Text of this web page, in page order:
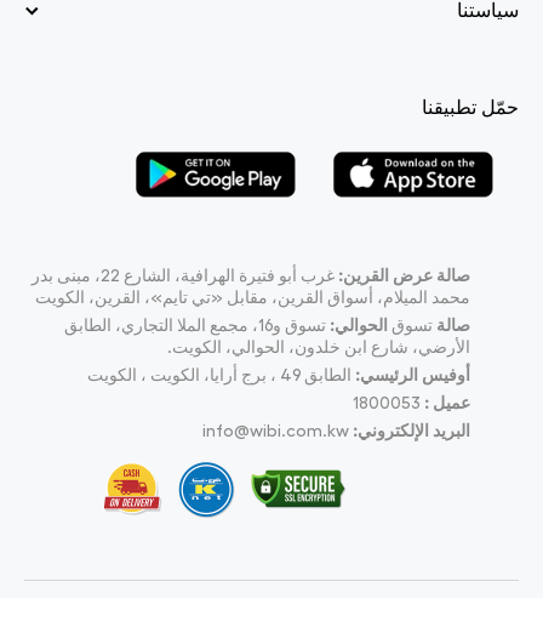
سياستنا
حمّل تطبيقنا
صالة عرض القرين:
غرب أبو فتيرة الهرافية، الشارع 22، مبنى بدر
محمد الميلام، أسواق القرين، مقابل «تي تايم»، القرين، الكويت
صالة تسوق الحوالي:
تسوق و16، مجمع الملا التجاري، الطابق
الأرضي، شارع ابن خلدون، الحوالي، الكويت.
أوفيس الرئيسي: الطابق 49 ، برج أرايا، الكويت ، الكويت
عميل : 1800053
البريد الإلكتروني: info@wibi.com.kw